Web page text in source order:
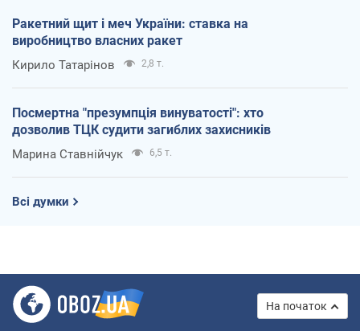
Ракетний щит і меч України: ставка на
виробництво власних ракет
Кирило Татарінов 2,8 т.
Посмертна "презумпція винуватості": хто
дозволив ТЦК судити загиблих захисників
Марина Ставнійчук 6,5 т.
Всі думки
На початок